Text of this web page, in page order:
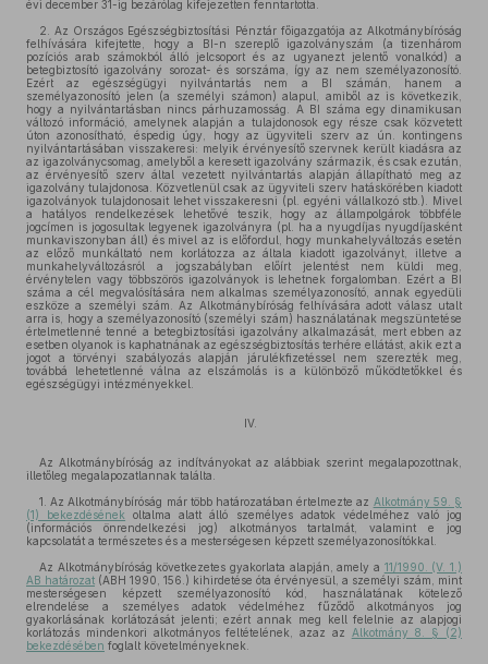
évi december 31-ig bezárólag kifejezetten fenntartotta.
2. Az Országos Egészségbiztosítási Pénztár főigazgatója az Alkotmánybíróság
felhívására kifejtette, hogy a BI-n szereplő igazolványszám (a tizenhárom
pozíciós arab számokból álló jelcsoport és az ugyanezt jelentő vonalkód) a
betegbiztosító igazolvány sorozat- és sorszáma, így az nem személyazonosító.
Ezért az egészségügyi nyilvántartás nem a BI számán, hanem a
személyazonosító jelen (a személyi számon) alapul, amiből az is következik,
hogy a nyilvántartásban nincs párhuzamosság. A BI száma egy dinamikusan
változó információ, amelynek alapján a tulajdonosok egy része csak közvetett
úton azonosítható, éspedig úgy, hogy az ügyviteli szerv az ún. kontingens
nyilvántartásában visszakeresi: melyik érvényesítő szervnek került kiadásra az
az igazolványcsomag, amelyből a keresett igazolvány származik, és csak ezután,
az érvényesítő szerv által vezetett nyilvántartás alapján állapítható meg az
igazolvány tulajdonosa. Közvetlenül csak az ügyviteli szerv hatáskörében kiadott
igazolványok tulajdonosait lehet visszakeresni (pl. egyéni vállalkozó stb.). Mivel
a hatályos rendelkezések lehetővé teszik, hogy az állampolgárok többféle
jogcímen is jogosultak legyenek igazolványra (pl. ha a nyugdíjas nyugdíjasként
munkaviszonyban áll) és mivel az is előfordul, hogy munkahelyváltozás esetén
az előző munkáltató nem korlátozza az általa kiadott igazolványt, illetve a
munkahelyváltozásról a jogszabályban előírt jelentést nem küldi meg,
érvénytelen vagy többszörös igazolványok is lehetnek forgalomban. Ezért a BI
száma a cél megvalósítására nem alkalmas személyazonosító, annak egyedüli
eszköze a személyi szám. Az Alkotmánybíróság felhívására adott válasz utalt
arra is, hogy a személyazonosító (személyi szám) használatának megszüntetése
értelmetlenné tenné a betegbiztosítási igazolvány alkalmazását, mert ebben az
esetben olyanok is kaphatnának az egészségbiztosítás terhére ellátást, akik ezt a
jogot a törvényi szabályozás alapján járulékfizetéssel nem szerezték meg,
továbbá lehetetlenné válna az elszámolás is a különböző működtetőkkel és
egészségügyi intézményekkel.
IV.
Az Alkotmánybíróság az indítványokat az alábbiak szerint megalapozottnak,
illetőleg megalapozatlannak találta.
1. Az Alkotmánybíróság már több határozatában értelmezte az Alkotmány 59. §
(1) bekezdésének oltalma alatt álló személyes adatok védelméhez való jog
(információs önrendelkezési jog) alkotmányos tartalmát, valamint e jog
kapcsolatát a természetes és a mesterségesen képzett személyazonosítókkal.
Az Alkotmánybíróság következetes gyakorlata alapján, amely a 11/1990. (V. 1.)
AB határozat (ABH 1990, 156.) kihirdetése óta érvényesül, a személyi szám, mint
mesterségesen képzett személyazonosító kód, használatának kötelező
elrendelése a személyes adatok védelméhez fűződő alkotmányos jog
gyakorlásának korlátozását jelenti; ezért annak meg kell felelnie az alapjogi
korlátozás mindenkori alkotmányos feltételének, azaz az
Alkotmány 8. § (2)
bekezdésében foglalt követelményeknek.